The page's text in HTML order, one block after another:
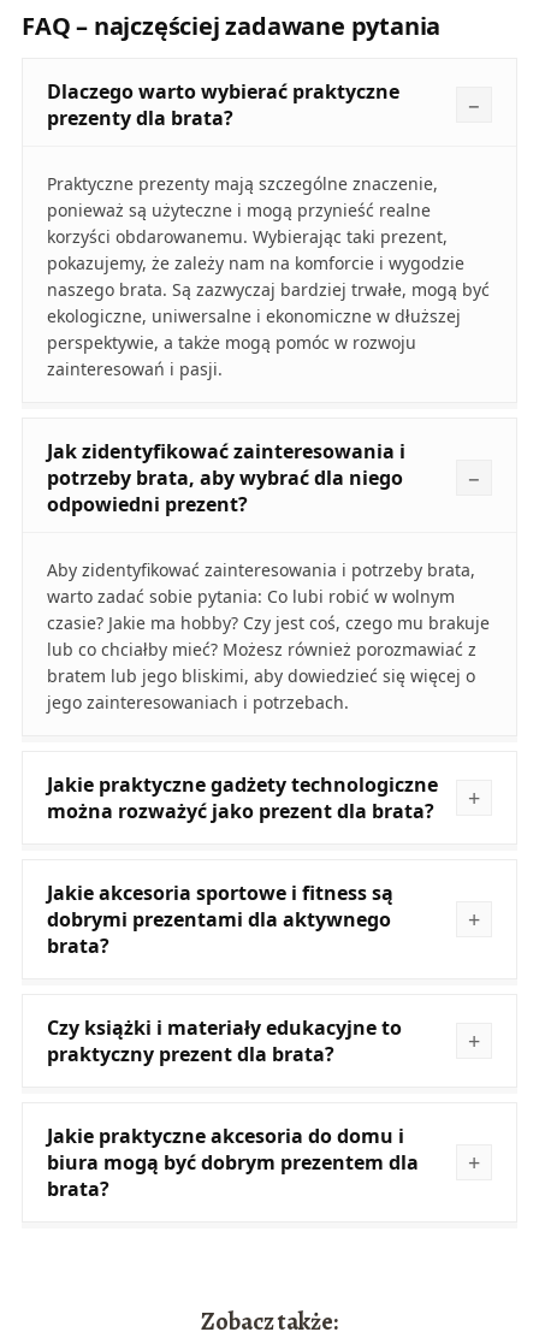
FAQ – najczęściej zadawane pytania
Dlaczego warto wybierać praktyczne
prezenty dla brata?
Praktyczne prezenty mają szczególne znaczenie,
ponieważ są użyteczne i mogą przynieść realne
korzyści obdarowanemu. Wybierając taki prezent,
pokazujemy, że zależy nam na komforcie i wygodzie
naszego brata. Są zazwyczaj bardziej trwałe, mogą być
ekologiczne, uniwersalne i ekonomiczne w dłuższej
perspektywie, a także mogą pomóc w rozwoju
zainteresowań i pasji.
Jak zidentyfikować zainteresowania i
potrzeby brata, aby wybrać dla niego
odpowiedni prezent?
Aby zidentyfikować zainteresowania i potrzeby brata,
warto zadać sobie pytania: Co lubi robić w wolnym
czasie? Jakie ma hobby? Czy jest coś, czego mu brakuje
lub co chciałby mieć? Możesz również porozmawiać z
bratem lub jego bliskimi, aby dowiedzieć się więcej o
jego zainteresowaniach i potrzebach.
Jakie praktyczne gadżety technologiczne
można rozważyć jako prezent dla brata?
Jakie akcesoria sportowe i fitness są
dobrymi prezentami dla aktywnego
brata?
Czy książki i materiały edukacyjne to
praktyczny prezent dla brata?
Jakie praktyczne akcesoria do domu i
biura mogą być dobrym prezentem dla
brata?
Zobacz także: